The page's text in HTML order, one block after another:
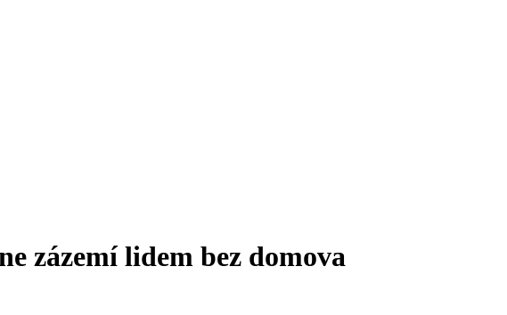
zázemí lidem bez domova